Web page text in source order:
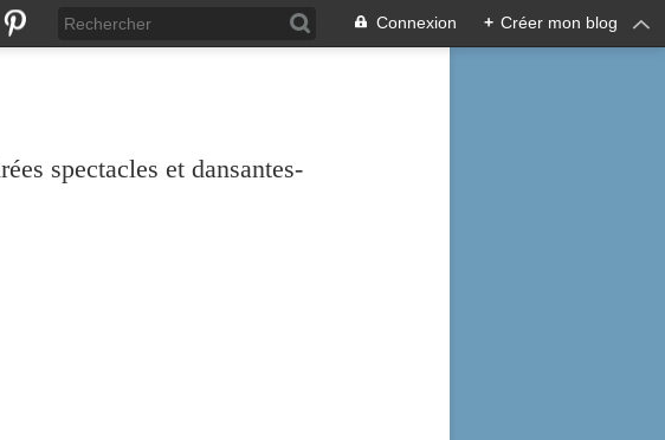
Connexion + Créer mon blog
spectacles et dansantes-